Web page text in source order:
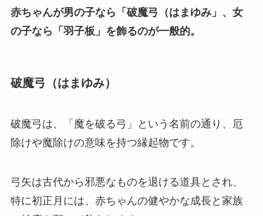
赤ちゃんが男の子なら「破魔弓（はまゆみ」、女
の子なら「羽子板」を飾るのが一般的。
破魔弓（はまゆみ）
破魔弓は、「魔を破る弓」という名前の通り、厄
除けや魔除けの意味を持つ縁起物です。
弓矢は古代から邪悪なものを退ける道具とされ、
特に初正月には、赤ちゃんの健やかな成長と家族